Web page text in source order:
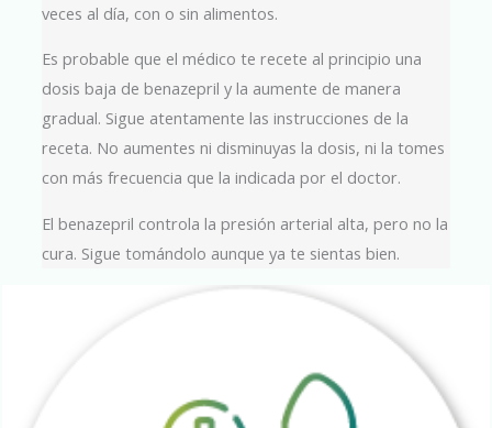
veces al día, con o sin alimentos.
Es probable que el médico te recete al principio una
dosis baja de benazepril y la aumente de manera
gradual. Sigue atentamente las instrucciones de la
receta. No aumentes ni disminuyas la dosis, ni la tomes
con más frecuencia que la indicada por el doctor.
El benazepril controla la presión arterial alta, pero no la
cura. Sigue tomándolo aunque ya te sientas bien.